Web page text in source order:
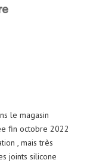
le magasin
fin octobre 2022
, mais très
joints silicone